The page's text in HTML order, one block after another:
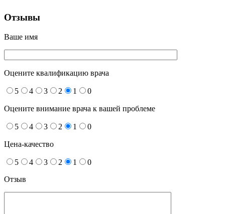
Отзывы
Ваше имя
Оцените квалификацию врача
5 4 3 2 1 0
Оцените внимание врача к вашей проблеме
5 4 3 2 1 0
Цена-качество
5 4 3 2 1
0
Отзыв